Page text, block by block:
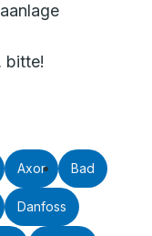
bitte!
Axor Bad
Danfoss